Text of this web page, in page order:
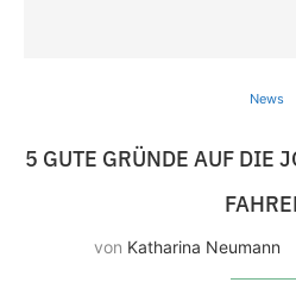
News
5 GUTE GRÜNDE AUF DIE
von Katharina Neumann